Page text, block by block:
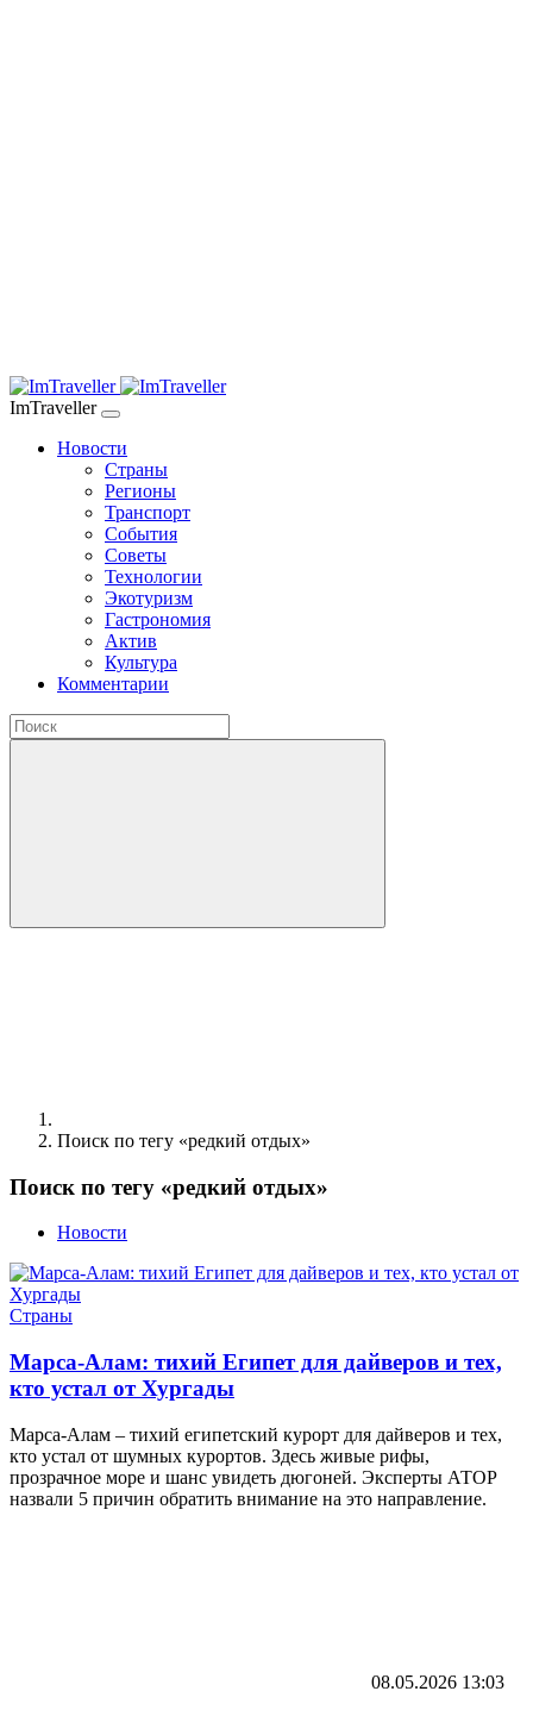
ImTraveller
Новости
Страны
Регионы
Транспорт
События
Советы
Технологии
Экотуризм
Гастрономия
Актив
Культура
Комментарии
Поиск по тегу «редкий отдых»
Поиск по тегу «редкий отдых»
Новости
Страны
Марса-Алам: тихий Египет для дайверов и тех,
кто устал от Хургады
Марса-Алам – тихий египетский курорт для дайверов и тех,
кто устал от шумных курортов. Здесь живые рифы,
прозрачное море и шанс увидеть дюгоней. Эксперты АТОР
назвали 5 причин обратить внимание на это направление.
08.05.2026 13:03